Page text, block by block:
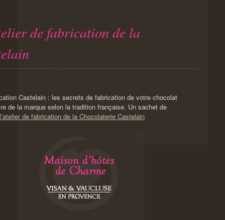
de fabrication de la
Castelain : les secrets de fabrication de votre chocolat
de la marque selon la tradition française. Un sachet de
de fabrication de la Chocolaterie Castelain